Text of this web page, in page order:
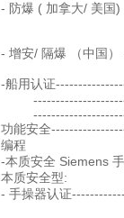
- 防爆 ( 加拿大/ 美国
B, C, D;
E, F, G;
- 增安/ 隔爆 （中国
DIP A20
-船用认证
功能安全
编程
-本质安全 Siemens
本质安全型:
- 手操器认证
Ex ia D 20